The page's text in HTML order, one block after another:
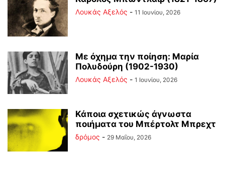
Λουκάς Αξελός - 11 Ιουνίου, 2026
Με όχημα την ποίηση: Μαρία
Πολυδούρη (1902-1930)
Λουκάς Αξελός - 1 Ιουνίου, 2026
Κάποια σχετικώς άγνωστα
ποιήματα του Μπέρτολτ Μπρεχτ
δρόμος - 29 Μαΐου, 2026